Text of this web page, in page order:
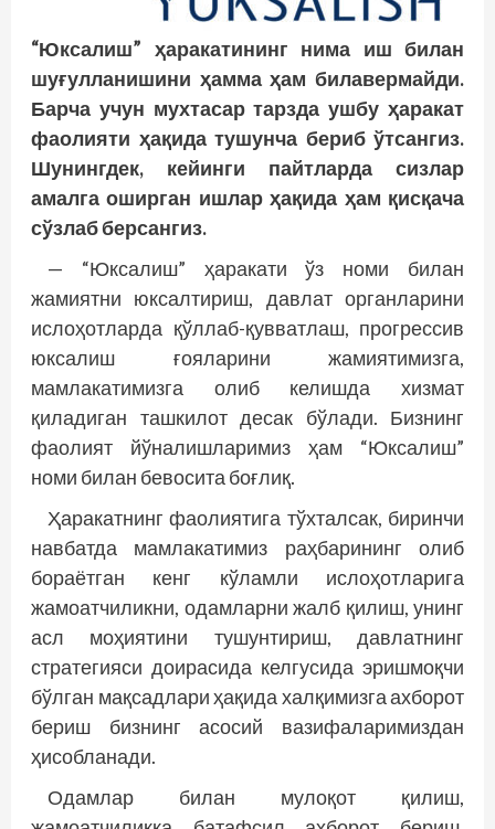
“Юксалиш” ҳаракатининг нима иш билан
шуғулланишини ҳамма ҳам билавермайди.
Барча учун мухтасар тарзда ушбу ҳаракат
фаолияти ҳақида тушунча бериб ўтсангиз.
Шунингдек, кейинги пайтларда сизлар
амалга оширган ишлар ҳақида ҳам қисқача
сўзлаб берсангиз.
— “Юксалиш” ҳаракати ўз номи билан
жамиятни юксалтириш, давлат органларини
ислоҳотларда қўллаб-қувватлаш, прогрессив
юк­салиш ғояларини жамиятимизга,
мамлакатимизга олиб келишда хизмат
қиладиган ташкилот десак бўлади. Бизнинг
фаолият йўналишларимиз ҳам “Юксалиш”
номи билан бевосита боғлиқ.
Ҳаракатнинг фаолиятига тўхталсак, биринчи
навбатда мамлакатимиз раҳбарининг олиб
бораётган кенг кўламли ислоҳотларига
жамоатчиликни, одамларни жалб қилиш, унинг
асл моҳиятини тушунтириш, давлатнинг
стратегияси доирасида келгусида эришмоқчи
бўлган мақсадлари ҳақида халқимизга ахборот
бериш бизнинг асосий вазифаларимиздан
ҳисобланади.
Одамлар билан мулоқот қилиш,